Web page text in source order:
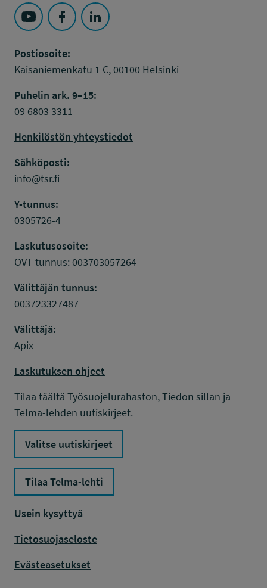
Seuraa Työsuojelurahasto kohteessa: YouTube
Seuraa Työsuojelurahasto kohteessa:
Seuraa Työsuojelurahasto kohteessa:
Postiosoite:
Kaisaniemenkatu 1 C, 00100 Helsinki
Puhelin ark. 9–15:
09 6803 3311
Henkilöstön yhteystiedot
Sähköposti:
info@tsr.fi
Y-tunnus:
0305726-4
Laskutusosoite:
OVT tunnus: 003703057264
Välittäjän tunnus:
003723327487
Välittäjä:
Apix
Laskutuksen ohjeet
Tilaa täältä Työsuojelurahaston, Tiedon sillan ja
Telma-lehden uutiskirjeet.
Valitse uutiskirjeet
Tilaa Telma-lehti
Usein kysyttyä
Tietosuojaseloste
Evästeasetukset